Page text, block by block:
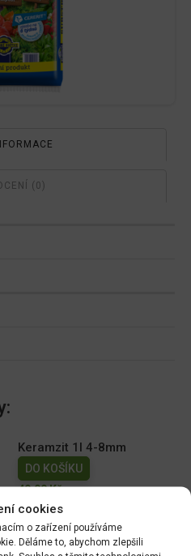
cookies
o zařízení používáme
Děláme to, abychom zlepšili
(0)
Keramzit 1l 4-8mm
DO KOŠÍKU
49.00Kč
Floria PREMIUM Substrát